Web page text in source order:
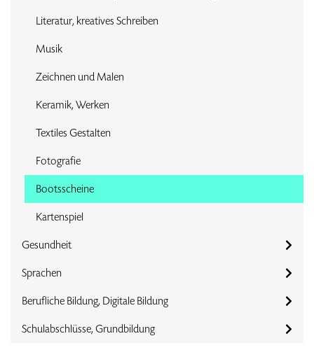
Literatur, kreatives Schreiben
Musik
Zeichnen und Malen
Keramik, Werken
Textiles Gestalten
Fotografie
Bootsscheine
Kartenspiel
Gesundheit
Sprachen
Berufliche Bildung, Digitale Bildung
Schulabschlüsse, Grundbildung